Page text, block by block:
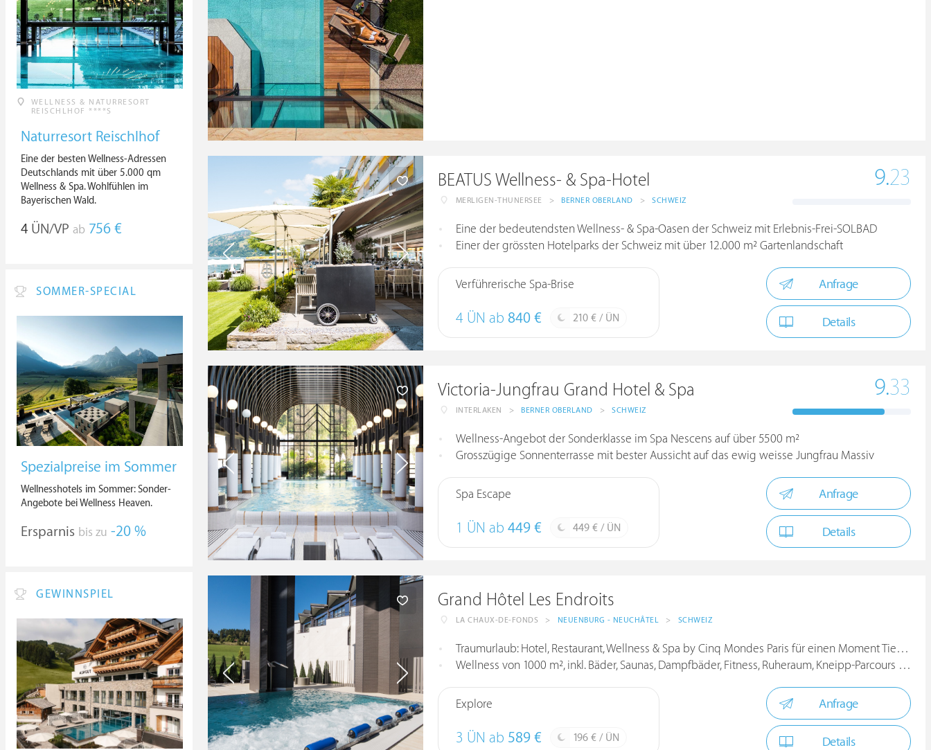
BEATUS Wellness- & Spa-Hotel
MERLIGEN-THUNERSEE > BERNER OBERLAND > SCHWEIZ
9.23
Eine der bedeutendsten Wellness- & Spa-Oasen der Schweiz mit Erlebnis-Frei-SOLBAD
Einer der grössten Hotelparks der Schweiz mit über 12.000 m² Gartenlandschaft
Verführerische Spa-Brise
4 ÜN ab 840 € 210 € / ÜN
Anfrage
Details
Victoria-Jungfrau Grand Hotel & Spa
INTERLAKEN > BERNER OBERLAND > SCHWEIZ
9.33
Wellness-Angebot der Sonderklasse im Spa Nescens auf über 5500 m²
Grosszügige Sonnenterrasse mit bester Aussicht auf das ewig weisse Jungfrau Massiv
Spa Escape
1 ÜN ab 449 € 449 € / ÜN
Anfrage
Details
Grand Hôtel Les Endroits
LA CHAUX-DE-FONDS > NEUENBURG - NEUCHÂTEL > SCHWEIZ
Traumurlaub: Hotel, Restaurant, Wellness & Spa by Cinq Mondes Paris für einen Moment Tiefentspannung
Wellness von 1000 m², inkl. Bäder, Saunas, Dampfbäder, Fitness, Ruheraum, Kneipp-Parcours und mehr
Explore
3 ÜN ab 589 € 196 € / ÜN
Anfrage
Details
WELLNESS & NATURRESORT
REISCHLHOF ****S
Naturresort Reischlhof
Eine der besten Wellness-Adressen
Deutschlands mit über 5.000 qm
Wellness & Spa. Wohlfühlen im
Bayerischen Wald.
4 ÜN/VP ab 756 €
SOMMER-SPECIAL
Spezialpreise im Sommer
Wellnesshotels im Sommer: Sonder-
Angebote bei Wellness Heaven.
Ersparnis bis zu -20 %
GEWINNSPIEL